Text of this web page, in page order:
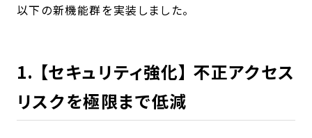
以下の新機能群を実装しました。
1. 【セキュリティ強化】 不正アクセス
リスクを極限まで低減